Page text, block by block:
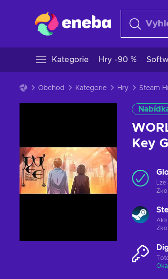
Kategorie Hry -90 %
Obchod Kategorie Hry Steam
Key